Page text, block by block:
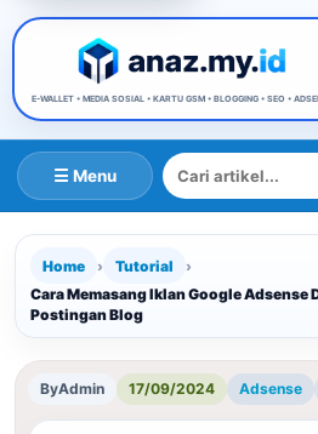
𝕬𝖓𝖆𝖘 𝕴𝖐𝖜𝖆𝖓𝖆 | 𝕭𝖑𝖔𝖌𝖌𝖊𝖗 𝕭𝖑𝖎𝖙𝖆𝖗
E-WALLET • MEDIA SOSIAL • KARTU GSM • BLOGGING • SEO •
☰ Menu
Home › Tutorial
›
Cara Memasang Iklan Google Adsense
Postingan Blog
ByAdmin 17/09/2024 Adsense